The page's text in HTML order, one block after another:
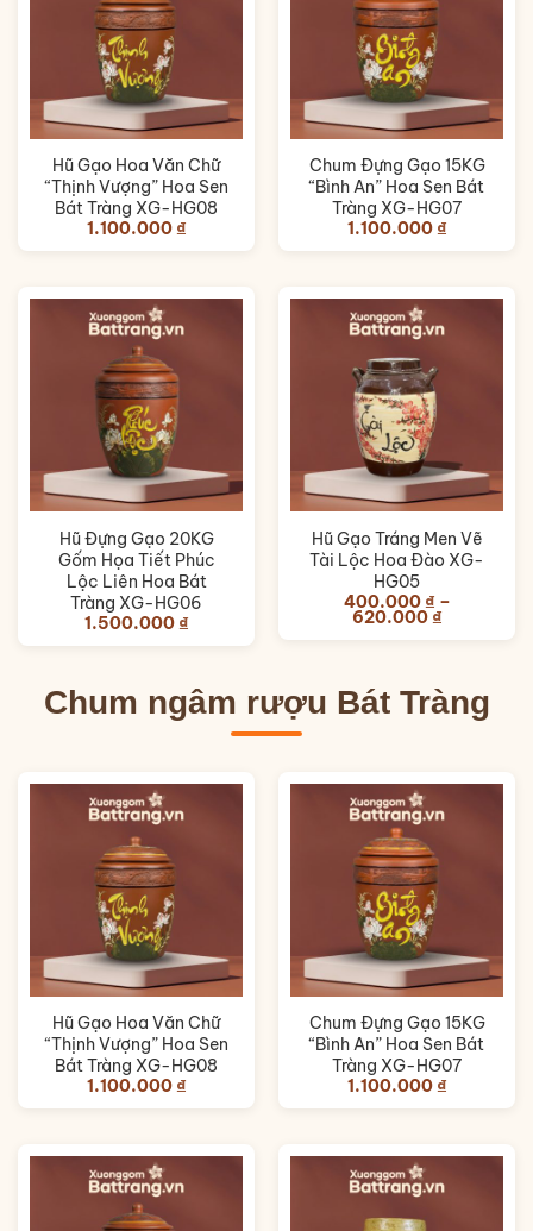
Hũ Gạo Hoa Văn Chữ
“Thịnh Vượng” Hoa Sen
Bát Tràng XG-HG08
1.100.000₫
Chum Đựng Gạo 15KG
“Bình An” Hoa Sen Bát
Tràng XG-HG07
1.100.000₫
Hũ Đựng Gạo 20KG
Gốm Họa Tiết Phúc
Lộc Liên Hoa Bát
Tràng XG-HG06
1.500.000₫
Hũ Gạo Tráng Men Vẽ
Tài Lộc Hoa Đào XG-
HG05
400.000₫ –
620.000₫Khoảng
từ
620.000 ₫
Chum ngâm rượu Bát Tràng
Hũ Gạo Hoa Văn Chữ
“Thịnh Vượng” Hoa Sen
Bát Tràng XG-HG08
1.100.000₫
Chum Đựng Gạo 15KG
“Bình An” Hoa Sen Bát
Tràng XG-HG07
1.100.000₫